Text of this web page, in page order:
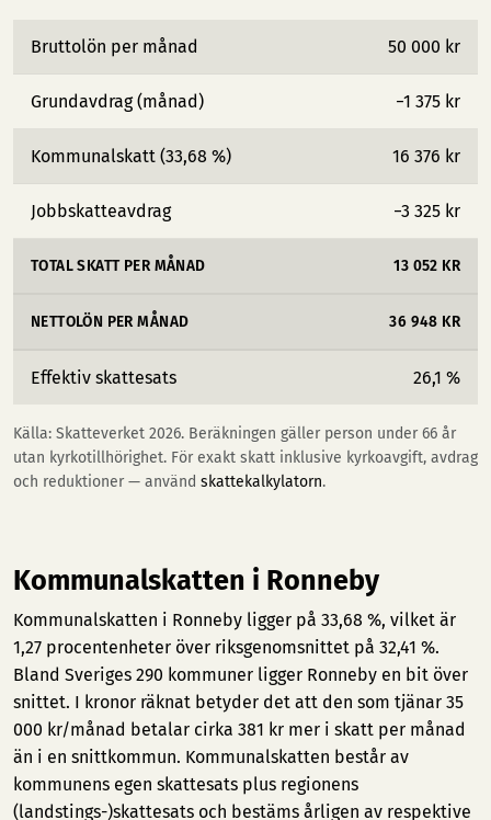
Bruttolön per månad 50 000 kr
Grundavdrag (månad) −1 375 kr
Kommunalskatt (33,68 %) 16 376 kr
Jobbskatteavdrag −3 325 kr
TOTAL SKATT PER MÅNAD 13 052 KR
NETTOLÖN PER MÅNAD 36 948 KR
Effektiv skattesats 26,1 %
Källa: Skatteverket 2026. Beräkningen gäller person under 66 år
utan kyrkotillhörighet. För exakt skatt inklusive kyrkoavgift, avdrag
och reduktioner — använd skattekalkylatorn.
Kommunalskatten i Ronneby
Kommunalskatten i Ronneby ligger på 33,68 %, vilket är
1,27 procentenheter över riksgenomsnittet på 32,41 %.
Bland Sveriges 290 kommuner ligger Ronneby en bit över
snittet. I kronor räknat betyder det att den som tjänar 35
000 kr/månad betalar cirka 381 kr mer i skatt per månad
än i en snittkommun. Kommunalskatten består av
kommunens egen skattesats plus regionens
(landstings-)skattesats och bestäms årligen av respektive